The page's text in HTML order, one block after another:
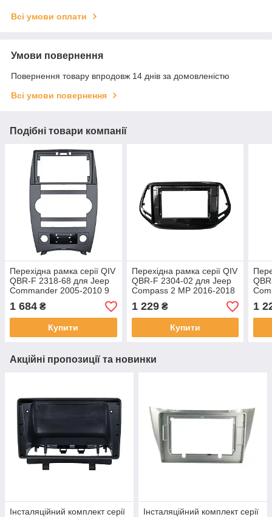
Всі умови оплати
Умови повернення
Повернення товару впродовж 14 днів за домовленістю
Всі умови повернення
Подібні товари компанії
Перехідна рамка серії QIV
QBR-F 2318-68 для Jeep
Commander 2005-2010 9
дюймів
1 684 ₴
Купити
Перехідна рамка серії QIV
QBR-F 2304-02 для Jeep
Compass 2 MP 2016-2018
10 дюймів
1 229₴
Купити
1
Акційні пропозиції та новинки
Інсталяційний комплект серії
Інсталяційний комплект серії